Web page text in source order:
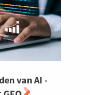
van AI -